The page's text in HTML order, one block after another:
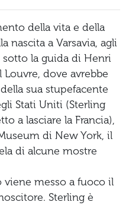
della vita e della
nascita a Varsavia, agli
sotto la guida di Henri
Louvre, dove avrebbe
sua stupefacente
Stati Uniti (Sterling
a lasciare la Francia),
di New York, il
di alcune mostre
viene messo a fuoco il
Sterling è